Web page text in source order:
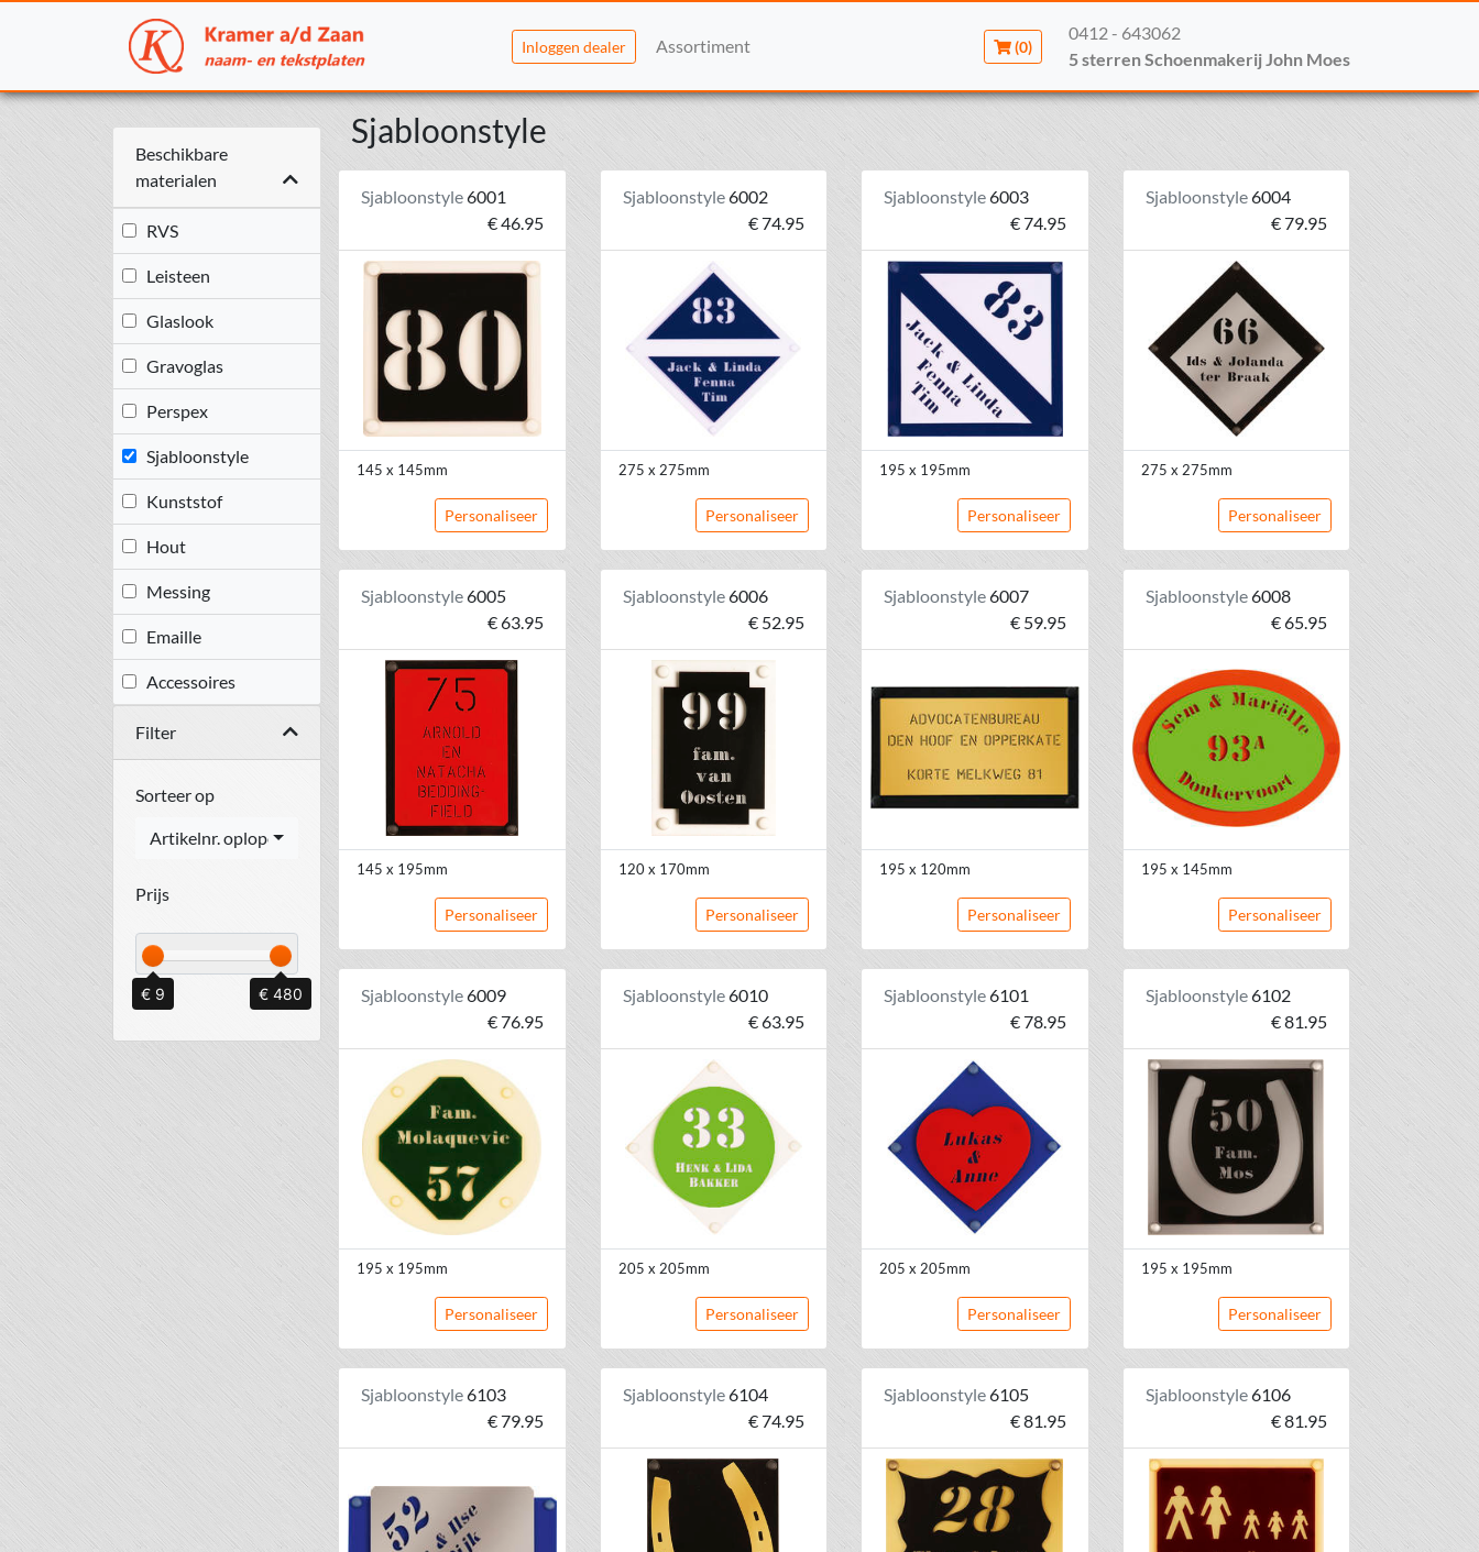
Inloggen dealer Assortiment (0)
0412 - 643062
5 sterren Schoenmakerij John Moes
Beschikbare
materialen
RVS
Leisteen
Glaslook
Gravoglas
Perspex
Sjabloonstyle
Kunststof
Hout
Messing
Emaille
Accessoires
Filter
Sorteer op
Artikelnr. oplopend
Prijs
€ 9 € 480
Sjabloonstyle
Sjabloonstyle6001
€ 46.95
145 x 145mm
Personaliseer
Sjabloonstyle6002
€ 74.95
275 x 275mm
Personaliseer
Sjabloonstyle6003
€ 74.95
195 x 195mm
Personaliseer
Sjabloonstyle6004
€ 79.95
275 x 275mm
Personaliseer
Sjabloonstyle6005
€ 63.95
145 x 195mm
Personaliseer
Sjabloonstyle6006
€ 52.95
120 x 170mm
Personaliseer
Sjabloonstyle6007
€ 59.95
195 x 120mm
Personaliseer
Sjabloonstyle6008
€ 65.95
195 x 145mm
Personaliseer
Sjabloonstyle6009
€ 76.95
195 x 195mm
Personaliseer
Sjabloonstyle6010
€ 63.95
205 x 205mm
Personaliseer
Sjabloonstyle6101
€ 78.95
205 x 205mm
Personaliseer
Sjabloonstyle6102
€ 81.95
195 x 195mm
Personaliseer
Sjabloonstyle6103
€ 79.95
Sjabloonstyle6104
€ 74.95
Sjabloonstyle6105
€ 81.95
Sjabloonstyle6106
€ 81.95